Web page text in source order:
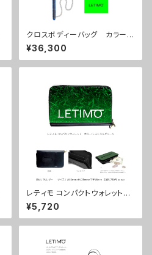
クロスボディーバッグ カラー/
プロポーズブルー ■配送まで
約１か月
¥36,300
レティモ コンパクトウォレット
カラー/ミストラルグリーン ■
配送まで3週間
¥5,720